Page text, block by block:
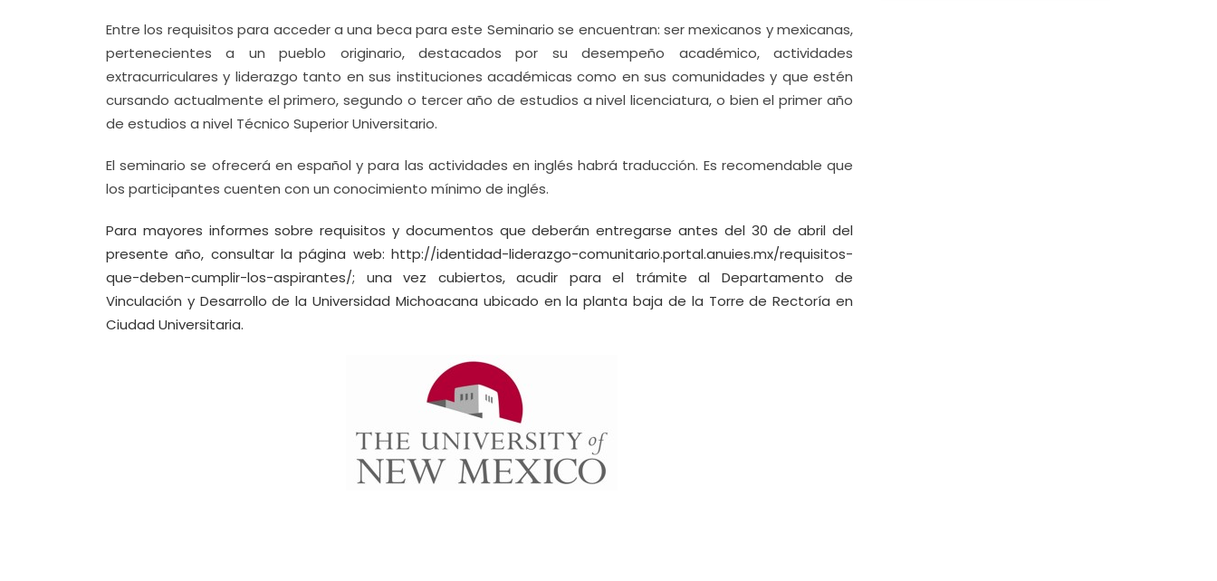
Entre los requisitos para acceder a una beca para este Seminario se encuentran: ser mexicanos y mexicanas,
pertenecientes a un pueblo originario, destacados por su desempeño académico, actividades
extracurriculares y liderazgo tanto en sus instituciones académicas como en sus comunidades y que estén
cursando actualmente el primero, segundo o tercer año de estudios a nivel licenciatura, o bien el primer año
de estudios a nivel Técnico Superior Universitario.
El seminario se ofrecerá en español y para las actividades en inglés habrá traducción. Es recomendable que
los participantes cuenten con un conocimiento mínimo de inglés.
Para mayores informes sobre requisitos y documentos que deberán entregarse antes del 30 de abril del
presente año, consultar la página web: http://identidad-liderazgo-comunitario.portal.anuies.mx/requisitos-
que-deben-cumplir-los-aspirantes/; una vez cubiertos, acudir para el trámite al Departamento de
Vinculación y Desarrollo de la Universidad Michoacana ubicado en la planta baja de la Torre de Rectoría en
Ciudad Universitaria.